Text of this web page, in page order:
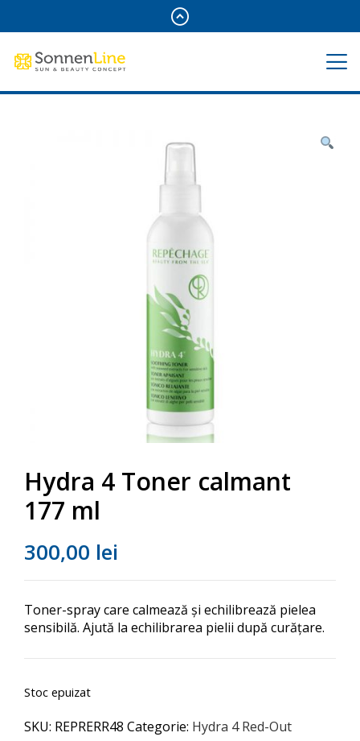
Hydra 4 Toner calmant
177 ml
300,00 lei
Toner-spray care calmează și echilibrează pielea
sensibilă. Ajută la echilibrarea pielii după curățare.
Stoc epuizat
SKU: REPRERR48 Categorie: Hydra 4 Red-Out